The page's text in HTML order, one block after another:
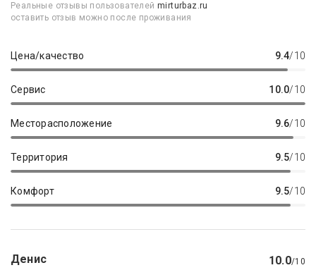
Реальные отзывы пользователейmirturbaz.ru
оставить отзыв можно после проживания
Цена/качество 9.4/10
Сервис 10.0/10
Месторасположение 9.6/10
Территория 9.5/10
Комфорт 9.5/10
Денис 10.0/10